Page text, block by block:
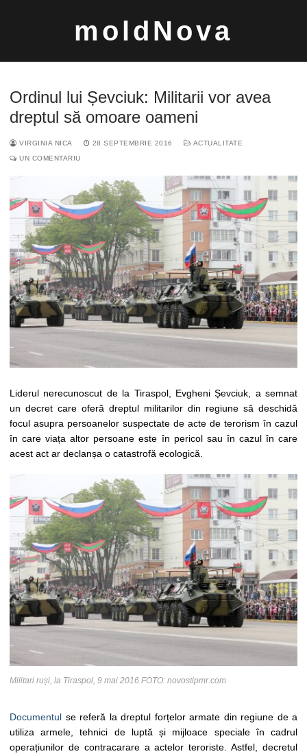
moldNova
Ordinul lui Șevciuk: Militarii vor avea
dreptul să omoare oameni
VIRGINIA NICA 28 SEPTEMBRIE 2016
ACTUALITATE
UN COMENTARIU
Liderul nerecunoscut de la Tiraspol, Evgheni Șevciuk, a semnat
un decret care oferă dreptul militarilor din regiune să deschidă
focul asupra persoanelor suspectate de acte de terorism în cazul
în care viața altor persoane este în pericol sau în cazul în care
acest act ar declanșa o catastrofă ecologică.
Militari ruși, la Tiraspol, 9 mai 2016 FOTO: novostipmr.com
Documentul se referă la dreptul forțelor armate din regiune de a
utiliza armele, tehnici de luptă și mijloace speciale în cadrul
operațiunilor de contracarare a actelor teroriste. Astfel, decretul